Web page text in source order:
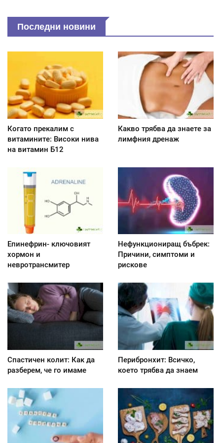
Последни новини
Когато прекалим с
витамините: Високи нива
на витамин Б12
Какво трябва да знаете за
лимфния дренаж
Епинефрин- ключовият
хормон и
невротрансмитер
Нефункциониращ бъбрек:
Причини, симптоми и
рискове
Спастичен колит: Как да
разберем, че го имаме
Перибронхит: Всичко,
което трябва да знаем